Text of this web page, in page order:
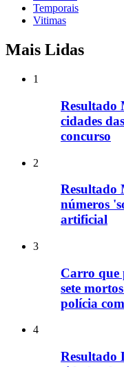
Temporais
Vitimas
Mais Lidas
1
Resultado
cidades
concurso
2
Resultado
números
artificial
3
Carro que
sete
polícia
4
Resultado